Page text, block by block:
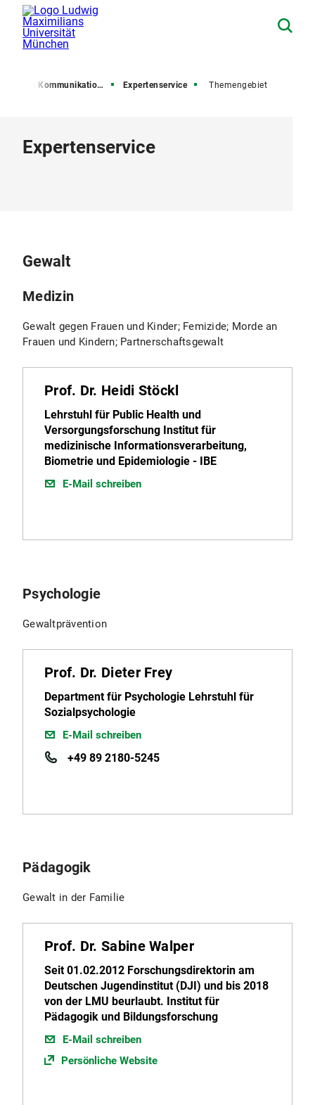
und Kommunikation (PuK) Expertenservice Themengebiet
Expertenservice
Gewalt
Medizin
Gewalt gegen Frauen und Kinder; Femizide; Morde an
Frauen und Kindern; Partnerschaftsgewalt
Prof. Dr. Heidi Stöckl
Lehrstuhl für Public Health und
Versorgungsforschung Institut für
medizinische Informationsverarbeitung,
Biometrie und Epidemiologie - IBE
E-Mail schreiben
Psychologie
Gewaltprävention
Prof. Dr. Dieter Frey
Department für Psychologie Lehrstuhl für
Sozialpsychologie
E-Mail schreiben
+49 89 2180-5245
Pädagogik
Gewalt in der Familie
Prof. Dr. Sabine Walper
Seit 01.02.2012 Forschungsdirektorin am
Deutschen Jugendinstitut (DJI) und bis 2018
von der LMU beurlaubt. Institut für
Pädagogik und Bildungsforschung
E-Mail schreiben
Persönliche Website